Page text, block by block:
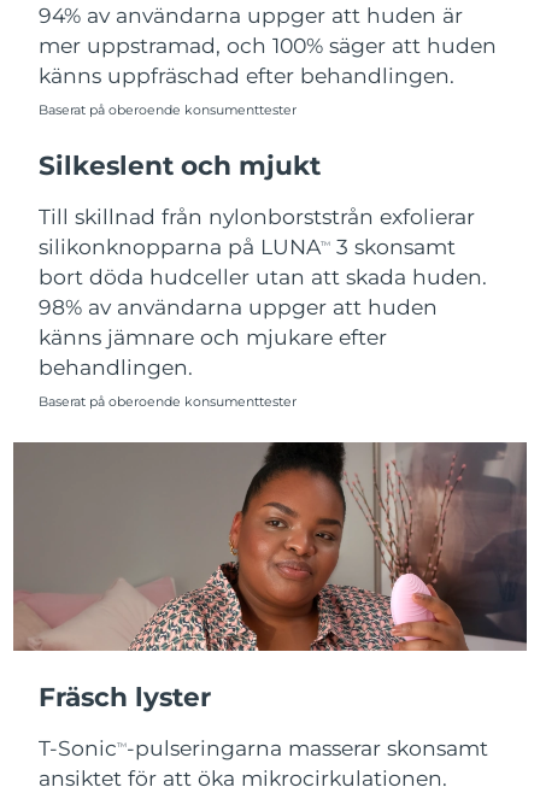
94% av användarna uppger att huden är
mer uppstramad, och 100% säger att huden
känns uppfräschad efter behandlingen.
Baserat på oberoende konsumenttester
Silkeslent och mjukt
Till skillnad från nylonborststrån exfolierar
silikonknopparna på LUNATM
3 skonsamt
bort döda hudceller utan att skada huden.
98% av användarna uppger att huden
känns jämnare och mjukare efter
behandlingen.
Baserat på oberoende konsumenttester
Fräsch lyster
T-SonicTM-pulseringarna masserar skonsamt
ansiktet för att öka mikrocirkulationen.
Storbritannien Förväntad leverans11/8/26
USA Förväntad leverans12/8/26